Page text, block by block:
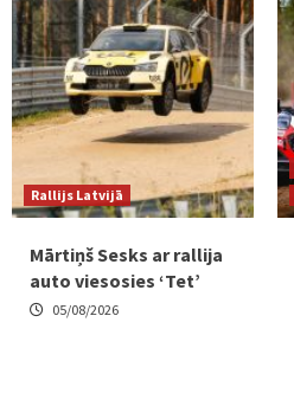
Rallijs Latvijā
Mārtiņš Sesks ar rallija
auto viesosies ‘Tet’
05/08/2026